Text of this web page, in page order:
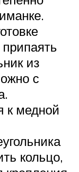
из
с
к медной
кольцо,